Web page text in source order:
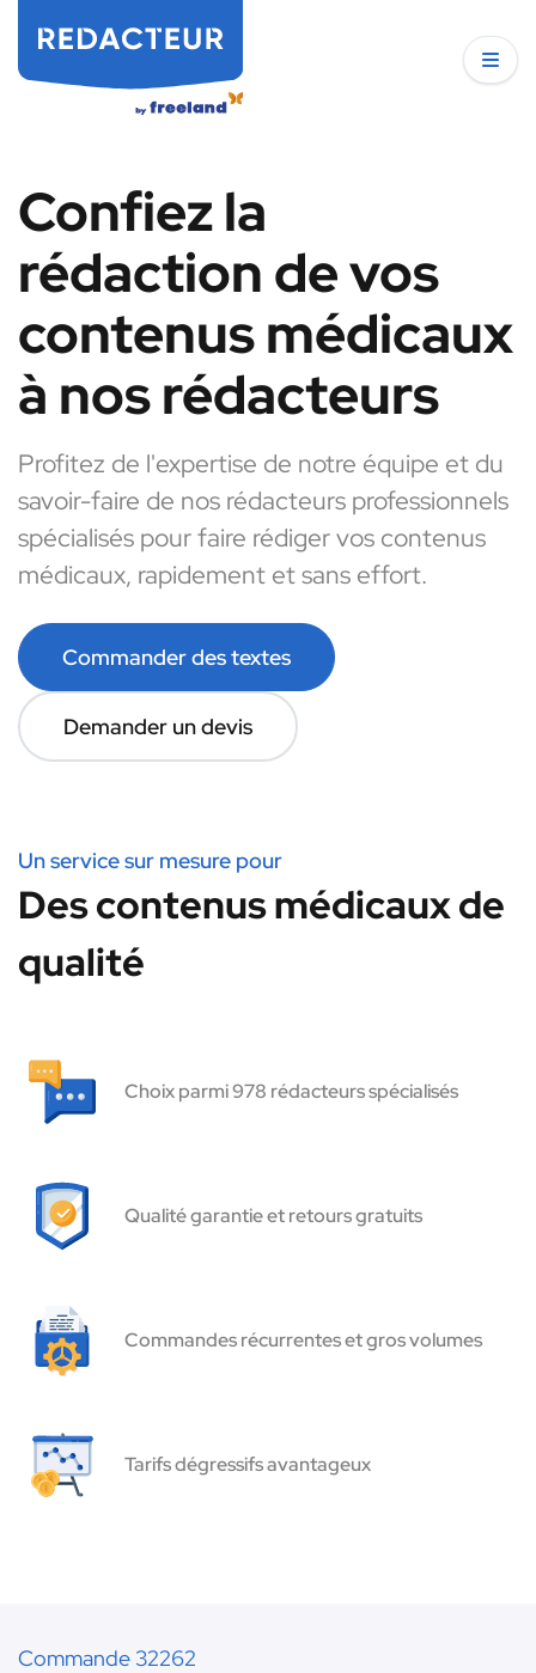
Confiez la
rédaction de vos
contenus médicaux
à nos rédacteurs
Profitez de l'expertise de notre équipe et du
savoir-faire de nos rédacteurs professionnels
spécialisés pour faire rédiger vos contenus
médicaux, rapidement et sans effort.
Commander des textes
Demander un devis
Un service sur mesure pour
Des contenus médicaux de
qualité
Choix parmi 978 rédacteurs spécialisés
Qualité garantie et retours gratuits
Commandes récurrentes et gros volumes
Tarifs dégressifs avantageux
Commande 32262